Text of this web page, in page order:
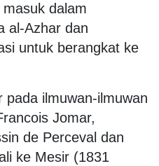
dalam
al-Azhar dan
untuk berangkat ke
pada ilmuwan-ilmuwan
Jomar,
de Perceval dan
ke Mesir (1831